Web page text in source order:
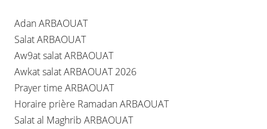
Adan ARBAOUAT
Salat ARBAOUAT
Aw9at salat ARBAOUAT
Awkat salat ARBAOUAT 2026
Prayer time ARBAOUAT
Horaire prière Ramadan ARBAOUAT
Salat al Maghrib ARBAOUAT